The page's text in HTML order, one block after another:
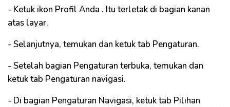
- Ketuk ikon Profil Anda . Itu terletak di bagian kanan
atas layar.
- Selanjutnya, temukan dan ketuk tab Pengaturan.
- Setelah bagian Pengaturan terbuka, temukan dan
ketuk tab Pengaturan navigasi.
- Di bagian Pengaturan Navigasi, ketuk tab Pilihan